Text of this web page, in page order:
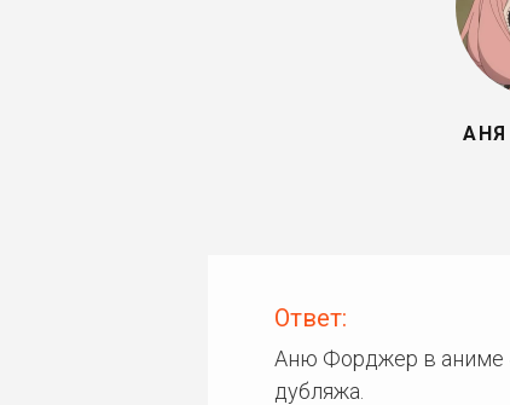
Ответ:
Аню Форджер в аниме
дубляжа.